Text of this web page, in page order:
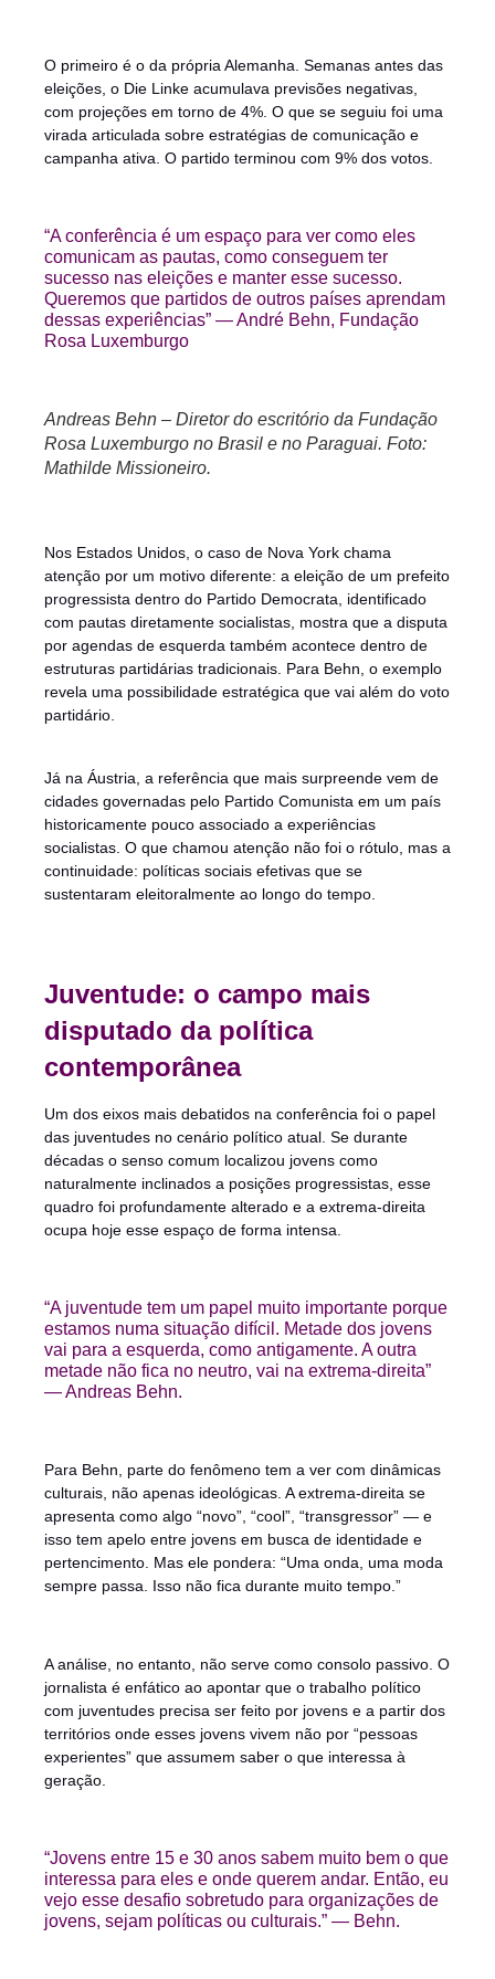
O primeiro é o da própria Alemanha. Semanas antes das
eleições, o Die Linke acumulava previsões negativas,
com projeções em torno de 4%. O que se seguiu foi uma
virada articulada sobre estratégias de comunicação e
campanha ativa. O partido terminou com 9% dos votos.
“A conferência é um espaço para ver como eles
comunicam as pautas, como conseguem ter
sucesso nas eleições e manter esse sucesso.
Queremos que partidos de outros países aprendam
dessas experiências” — André Behn, Fundação
Rosa Luxemburgo
Andreas Behn – Diretor do escritório da Fundação
Rosa Luxemburgo no Brasil e no Paraguai. Foto:
Mathilde Missioneiro.
Nos Estados Unidos, o caso de Nova York chama
atenção por um motivo diferente: a eleição de um prefeito
progressista dentro do Partido Democrata, identificado
com pautas diretamente socialistas, mostra que a disputa
por agendas de esquerda também acontece dentro de
estruturas partidárias tradicionais. Para Behn, o exemplo
revela uma possibilidade estratégica que vai além do voto
partidário.
Já na Áustria, a referência que mais surpreende vem de
cidades governadas pelo Partido Comunista em um país
historicamente pouco associado a experiências
socialistas. O que chamou atenção não foi o rótulo, mas a
continuidade: políticas sociais efetivas que se
sustentaram eleitoralmente ao longo do tempo.
Juventude: o campo mais
disputado da política
contemporânea
Um dos eixos mais debatidos na conferência foi o papel
das juventudes no cenário político atual. Se durante
décadas o senso comum localizou jovens como
naturalmente inclinados a posições progressistas, esse
quadro foi profundamente alterado e a extrema-direita
ocupa hoje esse espaço de forma intensa.
“A juventude tem um papel muito importante porque
estamos numa situação difícil. Metade dos jovens
vai para a esquerda, como antigamente. A outra
metade não fica no neutro, vai na extrema-direita”
— Andreas Behn.
Para Behn, parte do fenômeno tem a ver com dinâmicas
culturais, não apenas ideológicas. A extrema-direita se
apresenta como algo “novo”, “cool”, “transgressor” — e
isso tem apelo entre jovens em busca de identidade e
pertencimento. Mas ele pondera: “Uma onda, uma moda
sempre passa. Isso não fica durante muito tempo.”
A análise, no entanto, não serve como consolo passivo. O
jornalista é enfático ao apontar que o trabalho político
com juventudes precisa ser feito por jovens e a partir dos
territórios onde esses jovens vivem não por “pessoas
experientes” que assumem saber o que interessa à
geração.
“Jovens entre 15 e 30 anos sabem muito bem o que
interessa para eles e onde querem andar. Então, eu
vejo esse desafio sobretudo para organizações de
jovens, sejam políticas ou culturais.” — Behn.